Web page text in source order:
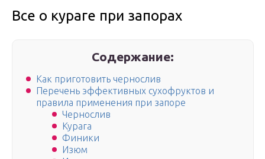
Все о кураге при запорах
Содержание:
Как приготовить чернослив
Перечень эффективных сухофруктов и
правила применения при запоре
Чернослив
Курага
Финики
Изюм